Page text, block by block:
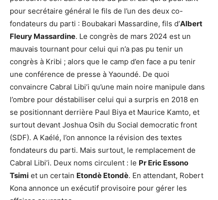
pour secrétaire général le fils de l’un des deux co-
fondateurs du parti : Boubakari Massardine, fils d’Albert
Fleury Massardine. Le congrès de mars 2024 est un
mauvais tournant pour celui qui n’a pas pu tenir un
congrès à Kribi ; alors que le camp d’en face a pu tenir
une conférence de presse à Yaoundé. De quoi
convaincre Cabral Libi’i qu’une main noire manipule dans
l’ombre pour déstabiliser celui qui a surpris en 2018 en
se positionnant derrière Paul Biya et Maurice Kamto, et
surtout devant Joshua Osih du Social democratic front
(SDF). A Kaélé, l’on annonce la révision des textes
fondateurs du parti. Mais surtout, le remplacement de
Cabral Libi’i. Deux noms circulent : le Pr Eric Essono
Tsimi et un certain Etondè Etondè. En attendant, Robert
Kona annonce un exécutif provisoire pour gérer les